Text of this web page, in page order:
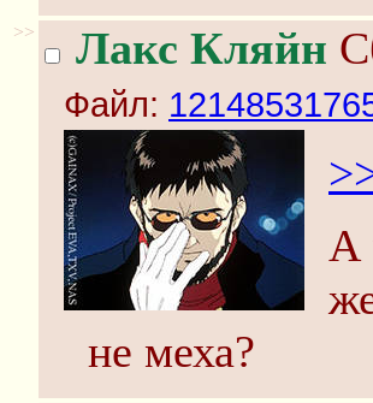
>> Лакс Кляйн
Файл:
А
не меха?